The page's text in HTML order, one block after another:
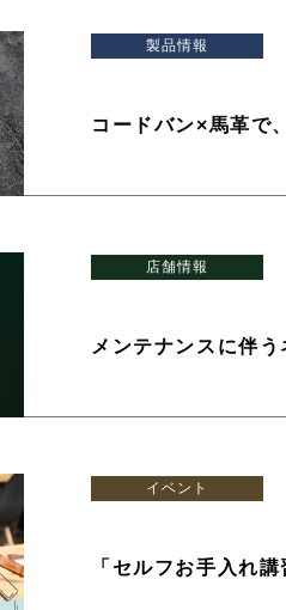
製品情報
コードバン×馬革で
店舗情報
メンテナンスに伴
イベント
「セルフお手入れ